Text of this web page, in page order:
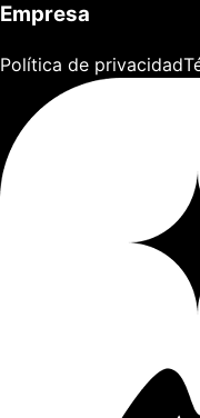
Empresa
Política de privacidad